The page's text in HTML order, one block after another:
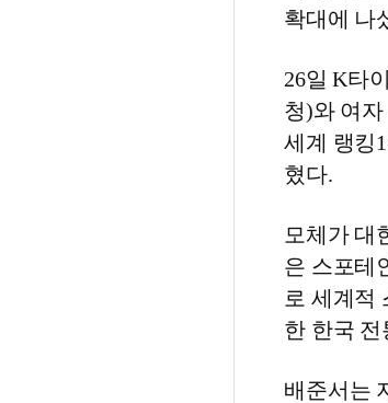
확대에 나
26일 K타
청)와 여
세계 랭킹
혔다.
모체가 대
은 스포테
로 세계적
한 한국
배준서는